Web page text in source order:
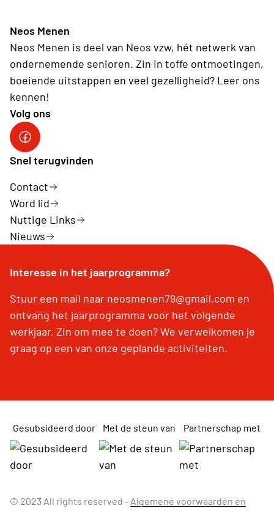
Neos Menen
Neos Menen is deel van Neos vzw, hét netwerk van
ondernemende senioren. Zin in toffe ontmoetingen,
boeiende uitstappen en veel gezelligheid? Leer ons
kennen!
Volg ons
Snel terugvinden
Contact
Word lid
Nuttige Links
Nieuws
Interesse in het jaarprogramma?
Stuur een mail naar neosmenen79@gmail.com en
ontvang het jaarprogramma voor het volgende
werkjaar. Zin om mee te doen? We verwelkomen je
graag op een van onze geplande activiteiten.
Gesubsideerd door Met de steun van Partnerschap met
© 2023 All rights reserved - Algemene voorwaarden en